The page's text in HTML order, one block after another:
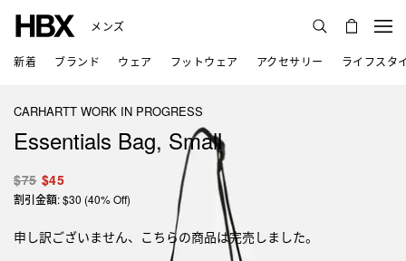
メンズ
新着 ブランド ウェア フットウェア アクセサリー ライフスタ
CARHARTT WORK IN PROGRESS
Essentials Bag, Small
$75 $45
割引金額: $30 (40% Off)
申し訳ございません、こちらの商品は完売しました。